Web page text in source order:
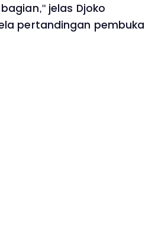
jelas Djoko
pertandingan pembuka